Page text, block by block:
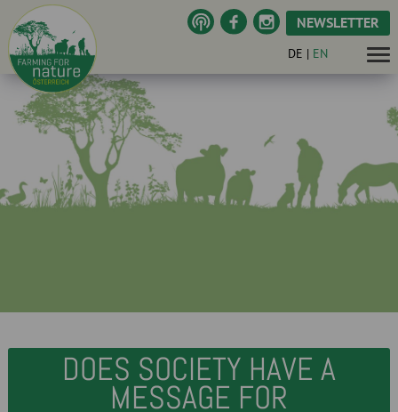
NEWSLETTER
DE | EN
DOES SOCIETY HAVE A
MESSAGE FOR